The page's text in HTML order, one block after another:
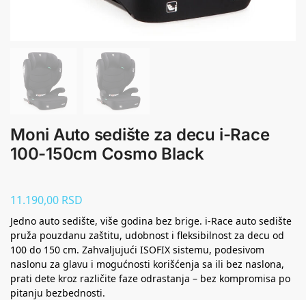
Moni Auto sedište za decu i-Race
100-150cm Cosmo Black
11.190,00 RSD
Jedno auto sedište, više godina bez brige. i-Race auto sedište
pruža pouzdanu zaštitu, udobnost i fleksibilnost za decu od
100 do 150 cm. Zahvaljujući ISOFIX sistemu, podesivom
naslonu za glavu i mogućnosti korišćenja sa ili bez naslona,
prati dete kroz različite faze odrastanja – bez kompromisa po
pitanju bezbednosti.